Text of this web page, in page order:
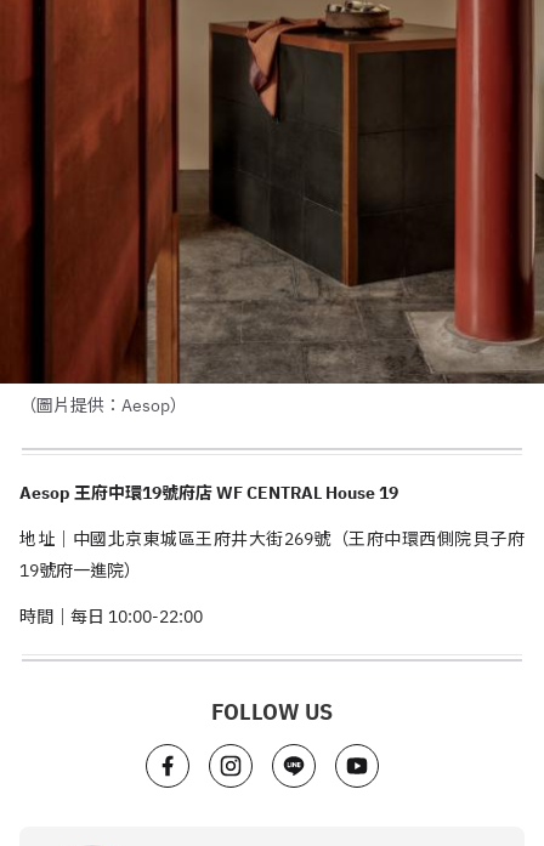
（圖片提供：Aesop）
Aesop 王府中環19號府店 WF CENTRAL House 19
地址｜中國北京東城區王府井大街269號（王府中環西側院貝子府
19號府一進院）
時間｜每日 10:00-22:00
FOLLOW US